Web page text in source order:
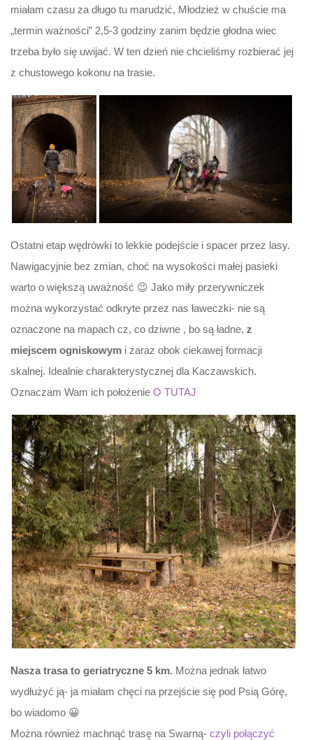
miałam czasu za długo tu marudzić, Młodzież w chuście ma
„termin ważności” 2,5-3 godziny zanim będzie głodna wiec
trzeba było się uwijać. W ten dzień nie chcieliśmy rozbierać jej
z chustowego kokonu na trasie.
Ostatni etap wędrówki to lekkie podejście i spacer przez lasy.
Nawigacyjnie bez zmian, choć na wysokości małej pasieki
warto o większą uważność 😉 Jako miły przerywniczek
można wykorzystać odkryte przez nas ławeczki- nie są
oznaczone na mapach cz, co dziwne , bo są ładne, z
miejscem ogniskowym i zaraz obok ciekawej formacji
skalnej. Idealnie charakterystycznej dla Kaczawskich.
Oznaczam Wam ich położenie O TUTAJ
Nasza trasa to geriatryczne 5 km. Można jednak łatwo
wydłużyć ją- ja miałam chęci na przejście się pod Psią Górę,
bo wiadomo 😀
Można również machnąć trasę na Swarną- czyli połączyć